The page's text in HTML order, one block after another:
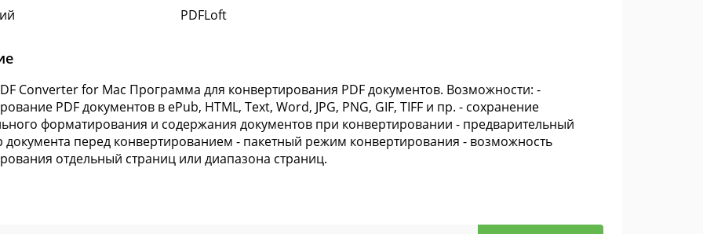
PDFLoft
Converter for Mac Программа для конвертирования PDF документов. Возможности: -
PDF документов в ePub, HTML, Text, Word, JPG, PNG, GIF, TIFF и пр. - сохранение
форматирования и содержания документов при конвертировании - предварительный
документа перед конвертированием - пакетный режим конвертирования - возможность
отдельный страниц или диапазона страниц.